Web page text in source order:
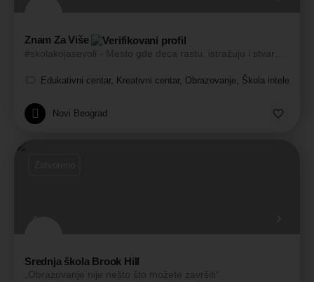
Znam Za Više
Edukativni centar, Kreativni centar, Obrazovanje, Škola
Novi Beograd
Srednja škola Brook Hill
„Obrazovanje nije nešto što možete završiti“